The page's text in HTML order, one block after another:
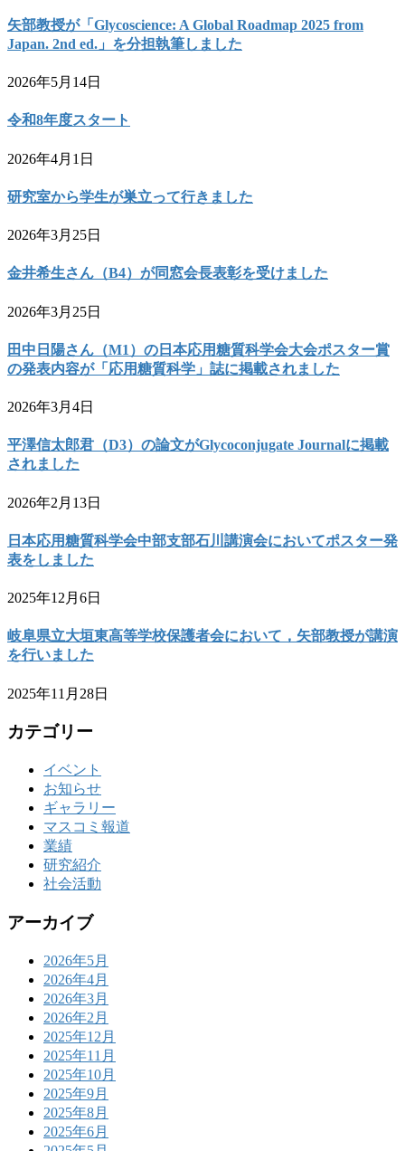
矢部教授が「Glycoscience: A Global Roadmap 2025 from
Japan. 2nd ed.」を分担執筆しました
2026年5月14日
令和8年度スタート
2026年4月1日
研究室から学生が巣立って行きました
2026年3月25日
金井希生さん（B4）が同窓会長表彰を受けました
2026年3月25日
田中日陽さん（M1）の日本応用糖質科学会大会ポスター賞
の発表内容が「応用糖質科学」誌に掲載されました
2026年3月4日
平澤信太郎君（D3）の論文がGlycoconjugate Journalに掲載
されました
2026年2月13日
日本応用糖質科学会中部支部石川講演会においてポスター発
表をしました
2025年12月6日
岐阜県立大垣東高等学校保護者会において，矢部教授が講演
を行いました
2025年11月28日
カテゴリー
イベント
お知らせ
ギャラリー
マスコミ報道
業績
研究紹介
社会活動
アーカイブ
2026年5月
2026年4月
2026年3月
2026年2月
2025年12月
2025年11月
2025年10月
2025年9月
2025年8月
2025年6月